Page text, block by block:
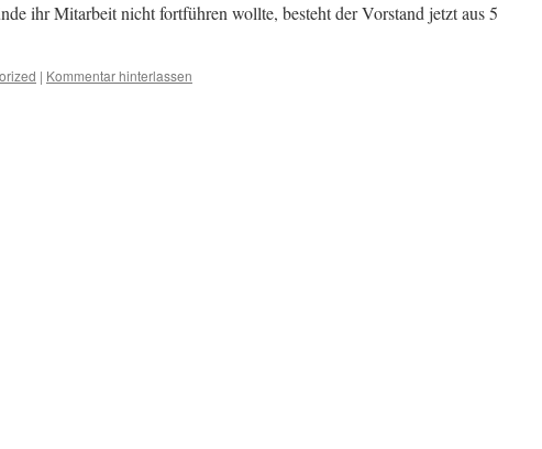
ihr Mitarbeit nicht fortführen wollte, besteht der Vorstand jetzt aus 5
| Kommentar hinterlassen